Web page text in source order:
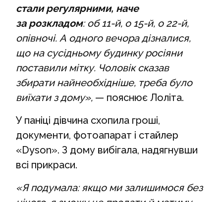
стали регулярними, наче
за розкладом: об 11-й, о 15-й, о 22-й,
опівночі. А одного вечора дізналися,
що на сусідньому будинку росіяни
поставили мітку. Чоловік сказав
збирати найнеобхідніше, треба було
виїхати з дому», — пояснює Лоліта.
У паніці дівчина схопила гроші,
документи, фотоапарат і стайлер
«Dyson». З дому вибігала, надягнувши
всі прикраси.
«Я подумала: якщо ми залишимося без